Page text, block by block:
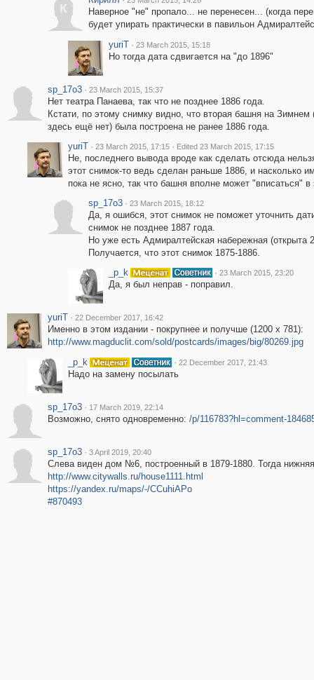
К
Наверное "не" пропало... не перенесен... (когда
будет упирать практически в павильон
yuriT · 23 March 2015, 15:18
Но тогда дата сдвигается на "до 1896"
sp_17o3 · 23 March 2015, 15:37
Нет театра Панаева, так что не позднее 1886 года.
Кстати, по этому снимку видно, что вторая башня на Зимнем
здесь ещё нет) была построена не ранее 1886 года.
yuriT · 23 March 2015, 17:15 · Edited 23 March 2015, 17:15
Не, последнего вывода вроде как сделать отсюда
этот снимок-то ведь сделан раньше 1886, и насколько
пока не ясно, так что башня вполне может "вписаться" в
sp_17o3 · 23 March 2015, 18:12
Да, я ошибся, этот снимок не поможет уточнить
снимок не позднее 1887 года.
Но уже есть Адмиралтейская набережная (открыта
Получается, что этот снимок 1875-1886.
_p_k
· 23 March 2015, 23:20
Да, я был неправ - поправил.
yuriT · 22 December 2017, 16:42
Именно в этом издании - покрупнее и получше (1200 x 781):
http://www.magduclit.com/sold/postcards/images/big/80269.jpg
_p_k
· 22 December 2017, 21:43
Надо на замену посылать
sp_17o3 · 17 March 2019, 22:14
Возможно, снято одновременно: /p/116783?hl=comment-
sp_17o3 · 3 April 2019, 20:40
Слева виден дом №6, построенный в 1879-1880. Тогда
http://www.citywalls.ru/house1111.html
https://yandex.ru/maps/-/CCuhiAPo
#870493